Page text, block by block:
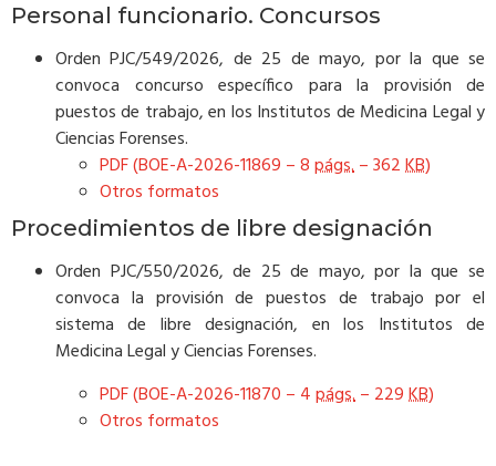
Personal funcionario. Concursos
Orden PJC/549/2026, de 25 de mayo, por la que se
convoca concurso específico para la provisión de
puestos de trabajo, en los Institutos de Medicina Legal y
Ciencias Forenses.
PDF (BOE-A-2026-11869 – 8págs.– 362KB)
Otros formatos
Procedimientos de libre designación
Orden PJC/550/2026, de 25 de mayo, por la que se
convoca la provisión de puestos de trabajo por el
sistema de libre designación, en los Institutos de
Medicina Legal y Ciencias Forenses.
PDF (BOE-A-2026-11870 – 4págs.– 229KB)
Otros formatos